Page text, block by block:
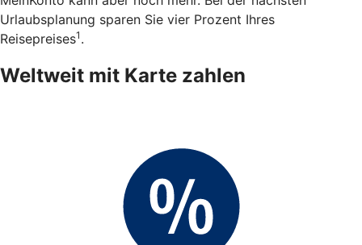
Urlaubsplanung sparen Sie vier Prozent Ihres
Reisepreises1 .
Weltweit mit Karte zahlen